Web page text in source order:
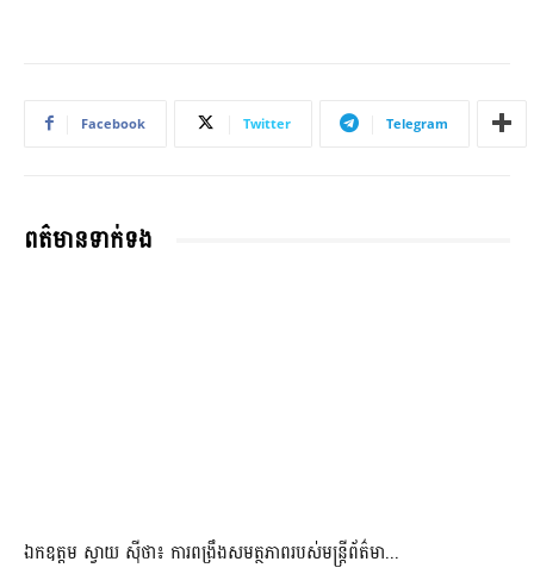
Facebook Twitter Telegram
ពត៌មានទាក់ទង
ឯកឧត្តម ស្វាយ ស៊ីថា៖ ការពង្រឹងសមត្ថភាពរបស់មន្ត្រីព័ត៌មា...